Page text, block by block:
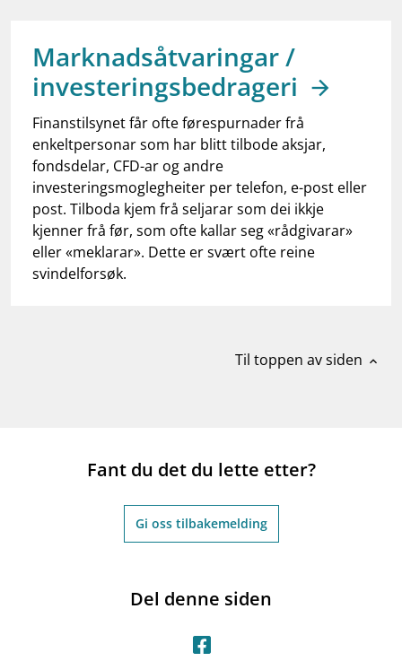
dashboardInformasjon for investorer
notifications_noneAbonner på nyhetsvarsel
Marknadsåtvaringar /
investeringsbedrageri
Finanstilsynet får ofte førespurnader frå
enkeltpersonar som har blitt tilbode aksjar,
fondsdelar, CFD-ar og andre
investeringsmoglegheiter per telefon, e-post eller
post. Tilboda kjem frå seljarar som dei ikkje
kjenner frå før, som ofte kallar seg «rådgivarar»
eller «meklarar». Dette er svært ofte reine
svindelforsøk.
Til toppen av siden expand_less
Fant du det du lette etter?
Gi oss tilbakemelding
Del denne siden